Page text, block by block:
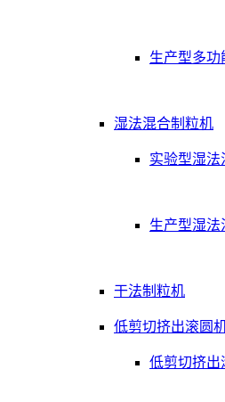
生产型多功
湿法混合制粒机
实验型湿法
生产型湿法
干法制粒机
低剪切挤出滚圆
低剪切挤出